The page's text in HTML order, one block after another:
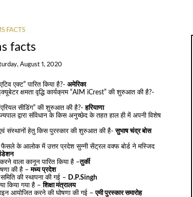
FACTS
facts
August 1, 2020
एक्ट” पारित किया है?-अमेरिका
क्षमता वृद्धि कार्यक्रम “AIM iCrest” की शुरुआत की है?-
सीडिंग” की शुरुआत की है?-हरियाणा
द्वारा संविधान के किस अनुच्छेद के तहत हाल ही में अपनी विशेष
एवं संस्थानों हेतु किस पुरस्कार की शुरुआत की है-सुभाष चंद्र बोस
फैसले के आलोक में उत्तर प्रदेश सुन्नी सेंट्रल वक्फ बोर्ड ने मस्जिद
वाला कानून पारित किया है –तुर्की
की है –मध्य प्रदेश
की स्थापना की गई – D.P.Singh
किया गया है –शिक्षा मंत्रालय
आयोजित करने की घोषणा की गई –एमी पुरस्कार समारोह